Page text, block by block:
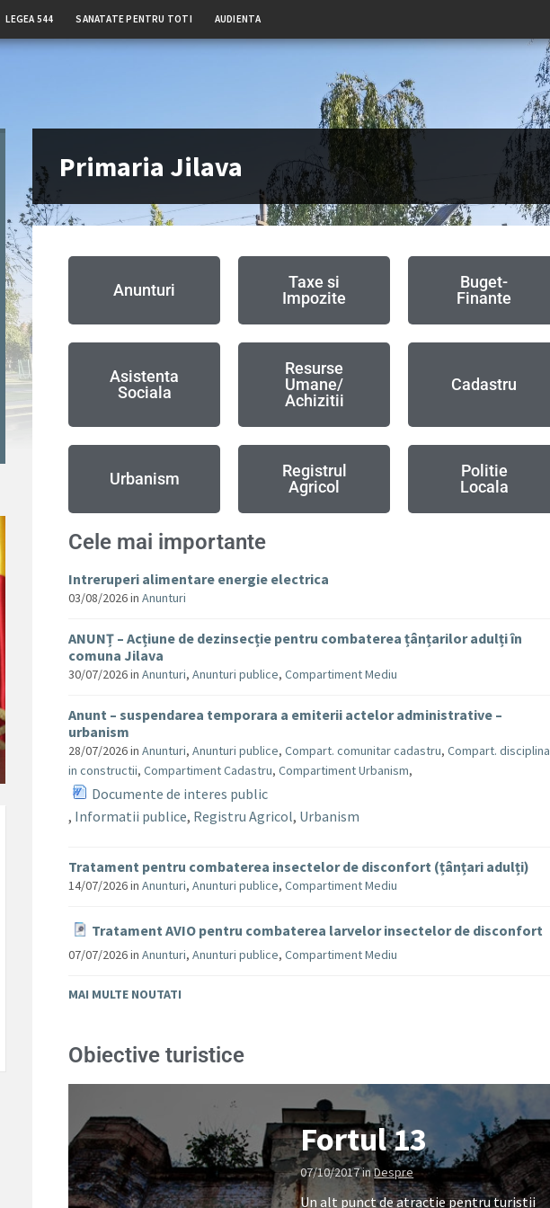
LEGEA 544 SANATATE PENTRU TOTI AUDIENTA
Primaria Jilava
Anunturi
Taxe si
Impozite
Buget-
Finante
Asistenta
Sociala
Resurse
Umane/
Achizitii
Cadastru
Urbanism
Registrul
Agricol
Politie
Locala
Cele mai importante
Intreruperi alimentare energie electrica
03/08/2026inAnunturi
ANUNȚ – Acțiune de dezinsecție pentru combaterea țânțarilor adulți în
comuna Jilava
30/07/2026inAnunturi,Anunturi publice,Compartiment Mediu
Anunt – suspendarea temporara a emiterii actelor administrative –
urbanism
28/07/2026inAnunturi,Anunturi publice,Compart. comunitar cadastru,Compart. disciplina
in constructii,Compartiment Cadastru,Compartiment Urbanism,
Documente de interes public
, Informatii publice, Registru Agricol, Urbanism
Tratament pentru combaterea insectelor de disconfort (țânțari adulți)
14/07/2026inAnunturi,Anunturi publice,Compartiment Mediu
Tratament AVIO pentru combaterea larvelor insectelor de disconfort
07/07/2026inAnunturi,Anunturi publice,Compartiment Mediu
MAI MULTE NOUTATI
Obiective turistice
Fortul 13
07/10/2017inDespre
Un alt punct de atractie pentru turistii